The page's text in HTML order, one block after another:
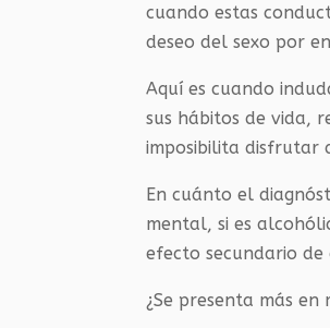
cuando estas
deseo del sexo por
Aquí es cuando
sus hábitos de vida,
imposibilita disfrutar
En cuánto el
mental, si es
efecto secundario de
¿Se presenta más en